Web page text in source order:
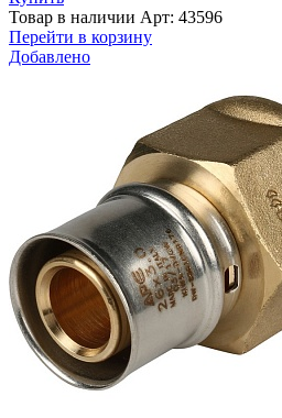
Товар в наличии Арт: 43596
Перейти в корзину
Добавлено